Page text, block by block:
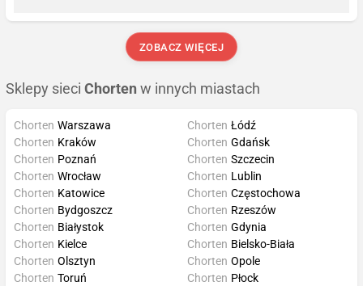
ZOBACZ WIĘCEJ
Sklepy sieci Chorten w innych miastach
Chorten Warszawa
Chorten Kraków
Chorten Poznań
Chorten Wrocław
Chorten Łódź
Chorten Gdańsk
Chorten Szczecin
Chorten Lublin
Chorten Katowice
Chorten Bydgoszcz
Chorten Białystok
Chorten Kielce
Chorten Częstochowa
Chorten Rzeszów
Chorten Gdynia
Chorten Bielsko-Biała
Chorten Olsztyn
Chorten Toruń
Chorten Opole
Chorten Płock